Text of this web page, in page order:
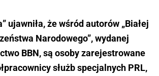
ujawniła, że wśród autorów „Białej
Narodowego”, wydanej
BBN, są osoby zarejestrowane
służb specjalnych PRL,